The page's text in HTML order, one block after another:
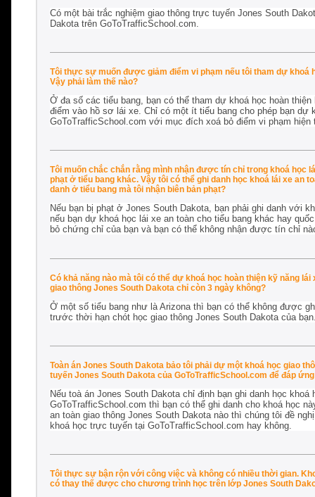
Có một bài trắc nghiệm giao thông trực tuyến Jones South
Dakota trên GoToTrafficSchool.com.
Tôi thực sự muốn được giảm điểm vi phạm nếu tôi tham dự khoá
Vậy phải làm thế nào?
Ở đa số các tiểu bang, bạn có thể tham dự khoá học hoàn
điểm vào hồ sơ lái xe. Chỉ có một ít tiểu bang cho phép bạn dự
GoToTrafficSchool.com với mục đích xoá bỏ điểm vi phạm
Tôi muốn chắc chắn rằng mình nhận được tín chỉ trong khoá học
phạt ở tiểu bang khác. Vậy tôi có thể ghi danh học khoá lái xe an
danh ở tiểu bang mà tôi nhận biên bản phạt?
Nếu bạn bị phạt ở Jones South Dakota, bạn phải ghi danh với
nếu bạn dự khoá học lái xe an toàn cho tiểu bang khác hay
bỏ chứng chỉ của bạn và bạn có thể không nhận được tín chỉ
Có khả năng nào mà tôi có thể dự khoá học hoàn thiện kỹ năng
giao thông Jones South Dakota chỉ còn 3 ngày không?
Ở một số tiểu bang như là Arizona thì bạn có thể không được
trước thời hạn chót học giao thông Jones South Dakota của
Toàn án Jones South Dakota bảo tôi phải dự một khoá học giao
tuyến Jones South Dakota của GoToTrafficSchool.com để đáp
Nếu toà án Jones South Dakota chỉ định bạn ghi danh học
GoToTrafficSchool.com thì bạn có thể ghi danh cho khoá học
an toàn giao thông Jones South Dakota nào thì chúng tôi đề
khoá học trực tuyến tại GoToTrafficSchool.com hay không.
Tôi thực sự bận rộn với công việc và không có nhiều thời gian.
có thay thế được cho chương trình học trên lớp Jones South